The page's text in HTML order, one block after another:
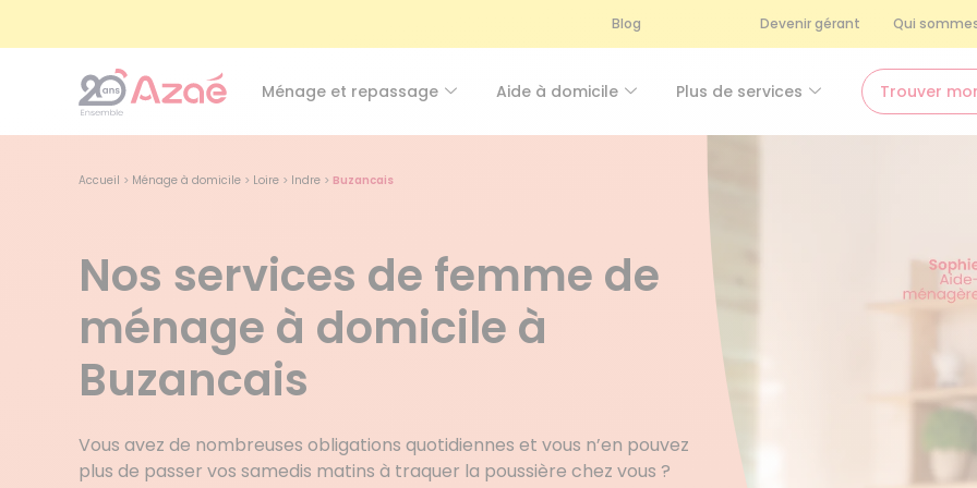
Blog Devenir gérant Qui
Ménage et repassage Aide à domicile Plus de services Trouver
Accueil > Ménage à domicile > Loire > Indre > Buzancais
Nos services de femme de
ménage à domicile à
Buzancais
Vous avez de nombreuses obligations quotidiennes et vous n’en pouvez
plus de passer vos samedis matins à traquer la poussière chez vous ?